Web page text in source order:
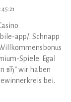
app/. Schnapp
Spiele. Egal
вЂ“ wir haben
bei.